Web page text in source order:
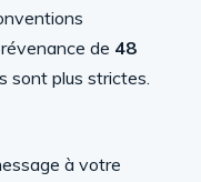
de 48
sont plus strictes.
à votre